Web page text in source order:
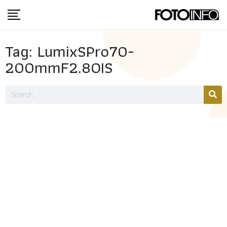
Tag: LumixSPro70-
200mmF2.8OIS